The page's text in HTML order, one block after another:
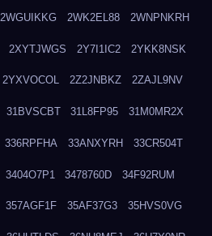
2WGUIKKG 2WK2EL88 2WNPNKRH
2XYTJWGS 2Y7I1IC2 2YKK8NSK
2YXVOCOL 2Z2JNBKZ 2ZAJL9NV
31BVSCBT 31L8FP95 31M0MR2X
336RPFHA 33ANXYRH 33CR504T
3404O7P1 3478760D 34F92RUM
357AGF1F 35AF37G3 35HVS0VG